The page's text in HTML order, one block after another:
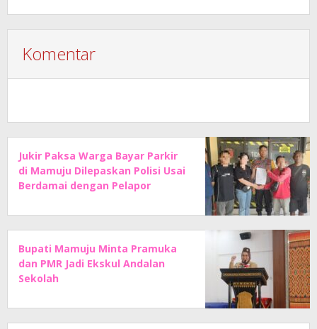
Komentar
Jukir Paksa Warga Bayar Parkir
di Mamuju Dilepaskan Polisi Usai
Berdamai dengan Pelapor
Bupati Mamuju Minta Pramuka
dan PMR Jadi Ekskul Andalan
Sekolah